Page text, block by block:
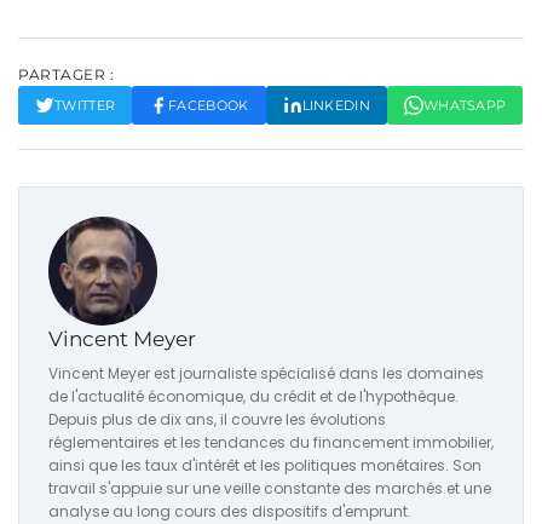
PARTAGER :
TWITTER FACEBOOK LINKEDIN WHATSAPP
Vincent Meyer
Vincent Meyer est journaliste spécialisé dans les domaines
de l'actualité économique, du crédit et de l'hypothèque.
Depuis plus de dix ans, il couvre les évolutions
réglementaires et les tendances du financement immobilier,
ainsi que les taux d'intérêt et les politiques monétaires. Son
travail s'appuie sur une veille constante des marchés et une
analyse au long cours des dispositifs d'emprunt.